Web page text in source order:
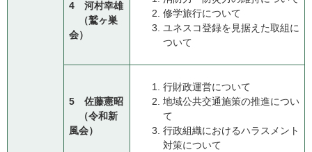
4 河村幸雄
（鷲ヶ巣
会）
修学旅行について
ユネスコ登録を見据えた取組に
ついて
5 佐藤憲昭
（令和新
風会）
行財政運営について
地域公共交通施策の推進につい
て
行政組織におけるハラスメント
対策について